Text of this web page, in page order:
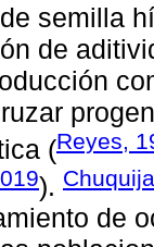
semilla
de
(Reyes,
).
de